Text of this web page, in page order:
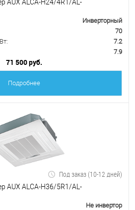
AUX ALCA-H24/4R1/AL-
Инверторный
70
7.2
7.9
71 500 руб.
Подробнее
Под заказ (10-12 дней)
AUX ALCA-H36/5R1/AL-
Не инвертор